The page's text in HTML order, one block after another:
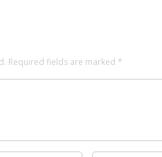
Required fields are marked *